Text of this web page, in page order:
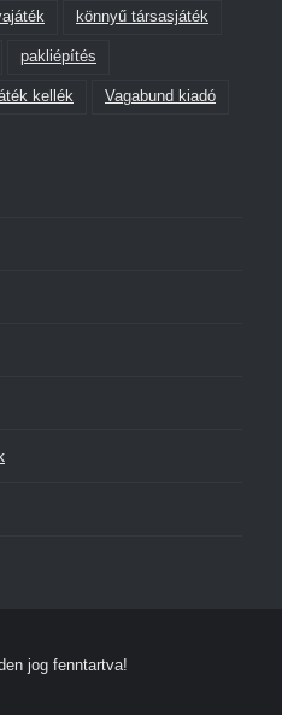
könnyű társasjáték
pakliépítés
kellék Vagabund kiadó
jog fenntartva!